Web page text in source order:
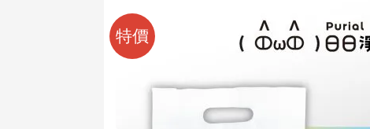
特價